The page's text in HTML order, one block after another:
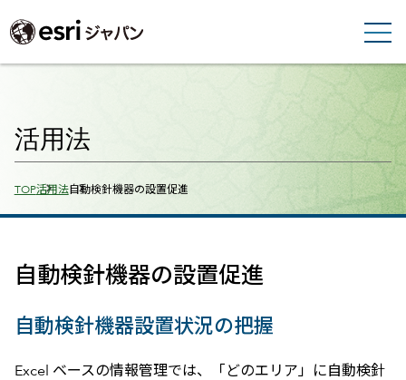
活用法
Breadcrumbs
TOP活用法自動検針機器の設置促進
自動検針機器の設置促進
自動検針機器設置状況の把握
Excel ベースの情報管理では、「どのエリア」に自動検針